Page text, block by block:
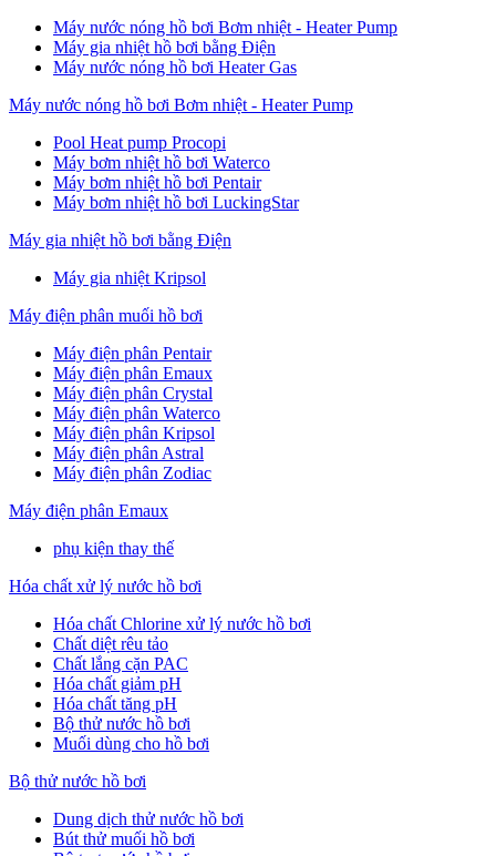
Máy nước nóng hồ bơi Bơm nhiệt - Heater Pump
Máy gia nhiệt hồ bơi bằng Điện
Máy nước nóng hồ bơi Heater Gas
Máy nước nóng hồ bơi Bơm nhiệt - Heater Pump
Pool Heat pump Procopi
Máy bơm nhiệt hồ bơi Waterco
Máy bơm nhiệt hồ bơi Pentair
Máy bơm nhiệt hồ bơi LuckingStar
Máy gia nhiệt hồ bơi bằng Điện
Máy gia nhiệt Kripsol
Máy điện phân muối hồ bơi
Máy điện phân Pentair
Máy điện phân Emaux
Máy điện phân Crystal
Máy điện phân Waterco
Máy điện phân Kripsol
Máy điện phân Astral
Máy điện phân Zodiac
Máy điện phân Emaux
phụ kiện thay thế
Hóa chất xử lý nước hồ bơi
Hóa chất Chlorine xử lý nước hồ bơi
Chất diệt rêu tảo
Chất lắng cặn PAC
Hóa chất giảm pH
Hóa chất tăng pH
Bộ thử nước hồ bơi
Muối dùng cho hồ bơi
Bộ thử nước hồ bơi
Dung dịch thử nước hồ bơi
Bút thử muối hồ bơi